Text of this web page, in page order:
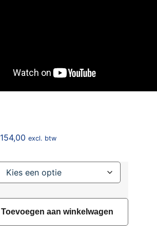
154,00 excl. btw
Toevoegen aan winkelwagen